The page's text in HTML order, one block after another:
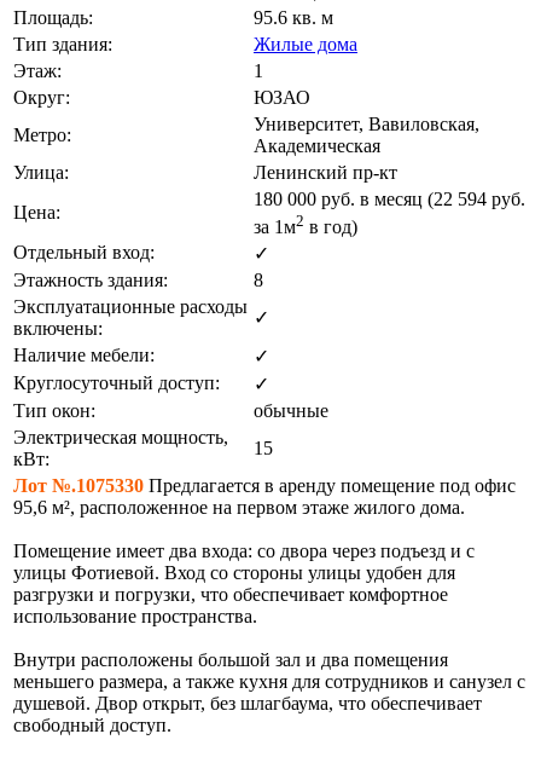
Площадь:
95.6 кв. м
Тип здания:
Жилые дома
Этаж:
1
Округ:
ЮЗАО
Метро:
Университет, Вавиловская,
Академическая
Улица:
Ленинский пр-кт
Цена:
180 000 руб. в месяц (22 594 руб.
за 1м2 в год)
Отдельный вход:
✓
Этажность здания:
8
Эксплуатационные расходы
включены:
✓
Наличие мебели:
✓
Круглосуточный доступ:
✓
Тип окон:
обычные
Электрическая мощность,
кВт:
15
Лот №.1075330 Предлагается в аренду помещение под офис
95,6 м², расположенное на первом этаже жилого дома.
Помещение имеет два входа: со двора через подъезд и с
улицы Фотиевой. Вход со стороны улицы удобен для
разгрузки и погрузки, что обеспечивает комфортное
использование пространства.
Внутри расположены большой зал и два помещения
меньшего размера, а также кухня для сотрудников и санузел с
душевой. Двор открыт, без шлагбаума, что обеспечивает
свободный доступ.